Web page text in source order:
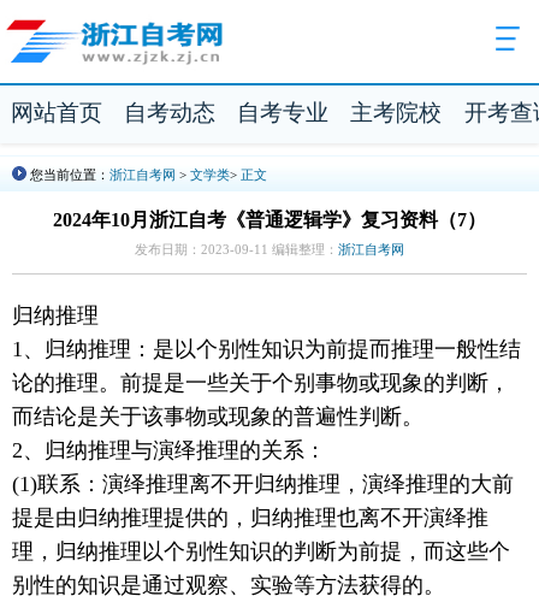
网站首页 自考动态 自考专业 主考院校 开考查
您当前位置： 浙江自考网 > 文学类> 正文
2024年10月浙江自考《普通逻辑学》复习资料（7）
发布日期：2023-09-11 编辑整理： 浙江自考网
归纳推理
1、归纳推理：是以个别性知识为前提而推理一般性结
论的推理。前提是一些关于个别事物或现象的判断，
而结论是关于该事物或现象的普遍性判断。
2、归纳推理与演绎推理的关系：
(1)联系：演绎推理离不开归纳推理，演绎推理的大前
提是由归纳推理提供的，归纳推理也离不开演绎推
理，归纳推理以个别性知识的判断为前提，而这些个
别性的知识是通过观察、实验等方法获得的。